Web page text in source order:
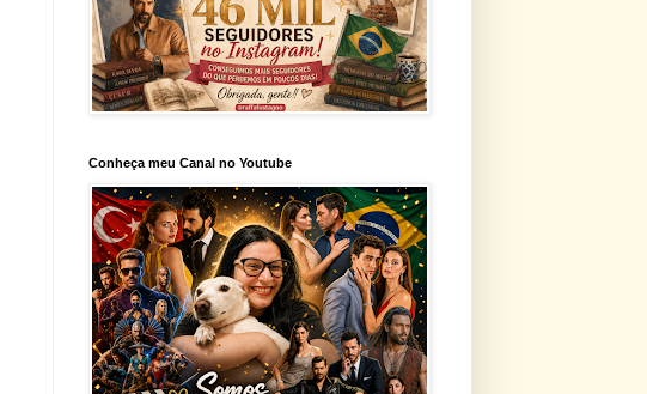
Conheça meu Canal no Youtube